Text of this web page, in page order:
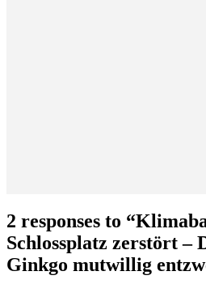
2 responses to “
Schlossplatz zerstört –
Ginkgo mutwillig